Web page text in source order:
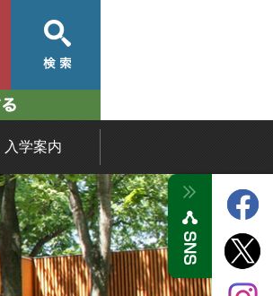
入学案内